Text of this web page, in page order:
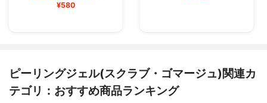
¥580
ピーリングジェル(スクラブ・ゴマージュ)関連カ
テゴリ：おすすめ商品ランキング